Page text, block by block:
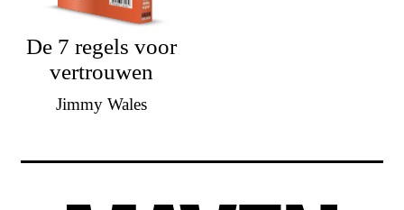
De 7 regels voor
vertrouwen
Jimmy Wales